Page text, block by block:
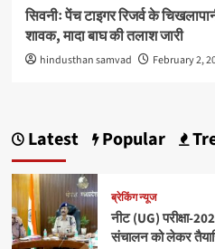
सिवनीः पेंच टाइगर रिजर्व के
शावक, मादा बाघ की तलाश जारी
hindusthan samvad February 2,
Latest Popular
ब्रेकिंग न्यूज
नीट (UG) परीक्षा-
संचालन को लेकर